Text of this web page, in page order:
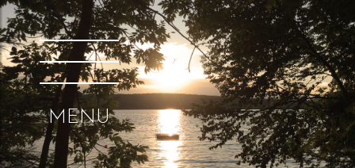
MENU